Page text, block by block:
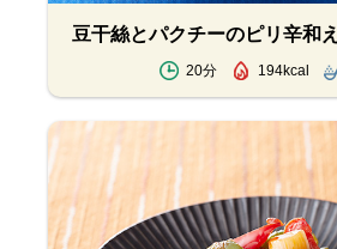
豆干絲とパクチーのピリ辛和え
20分 194kcal